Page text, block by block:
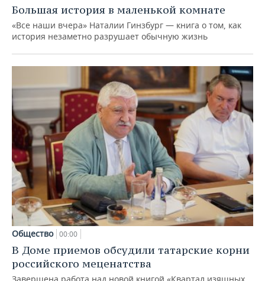
Большая история в маленькой комнате
«Все наши вчера» Наталии Гинзбург — книга о том, как
история незаметно разрушает обычную жизнь
Общество 00:00
В Доме приемов обсудили татарские корни
российского меценатства